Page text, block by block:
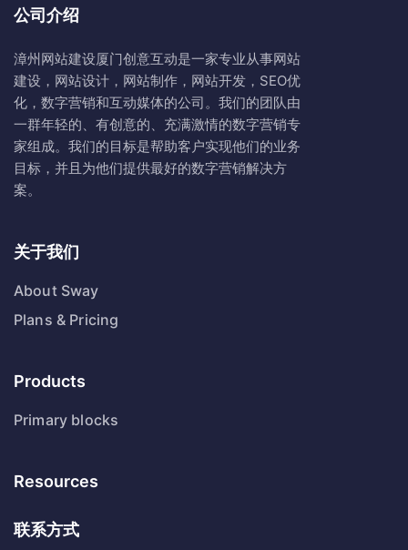
公司介绍
漳州网站建设厦门创意互动是一家专业从事网站
建设，网站设计，网站制作，网站开发，SEO优
化，数字营销和互动媒体的公司。我们的团队由
一群年轻的、有创意的、充满激情的数字营销专
家组成。我们的目标是帮助客户实现他们的业务
目标，并且为他们提供最好的数字营销解决方
案。
关于我们
About Sway
Plans & Pricing
Products
Primary blocks
Resources
联系方式